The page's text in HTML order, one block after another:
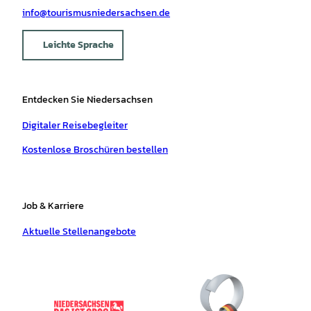
info@tourismusniedersachsen.de
Leichte Sprache
Entdecken Sie Niedersachsen
Digitaler Reisebegleiter
Kostenlose Broschüren bestellen
Job & Karriere
Aktuelle Stellenangebote